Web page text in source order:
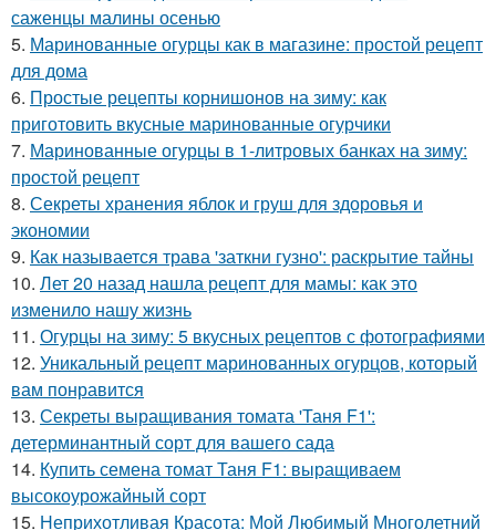
саженцы малины осенью
5. Маринованные огурцы как в магазине: простой рецепт
для дома
6. Простые рецепты корнишонов на зиму: как
приготовить вкусные маринованные огурчики
7. Маринованные огурцы в 1-литровых банках на зиму:
простой рецепт
8. Секреты хранения яблок и груш для здоровья и
экономии
9. Как называется трава 'заткни гузно': раскрытие тайны
10. Лет 20 назад нашла рецепт для мамы: как это
изменило нашу жизнь
11. Огурцы на зиму: 5 вкусных рецептов с фотографиями
12. Уникальный рецепт маринованных огурцов, который
вам понравится
13. Секреты выращивания томата 'Таня F1':
детерминантный сорт для вашего сада
14. Купить семена томат Таня F1: выращиваем
высокоурожайный сорт
15. Неприхотливая Красота: Мой Любимый Многолетний